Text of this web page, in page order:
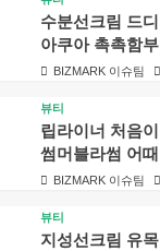
수분선크림 드
아쿠아 촉촉함
BIZMARK 이슈팀
뷰티
립라이너 처음
썸머블라썸 어
BIZMARK 이슈팀
뷰티
지성선크림 유